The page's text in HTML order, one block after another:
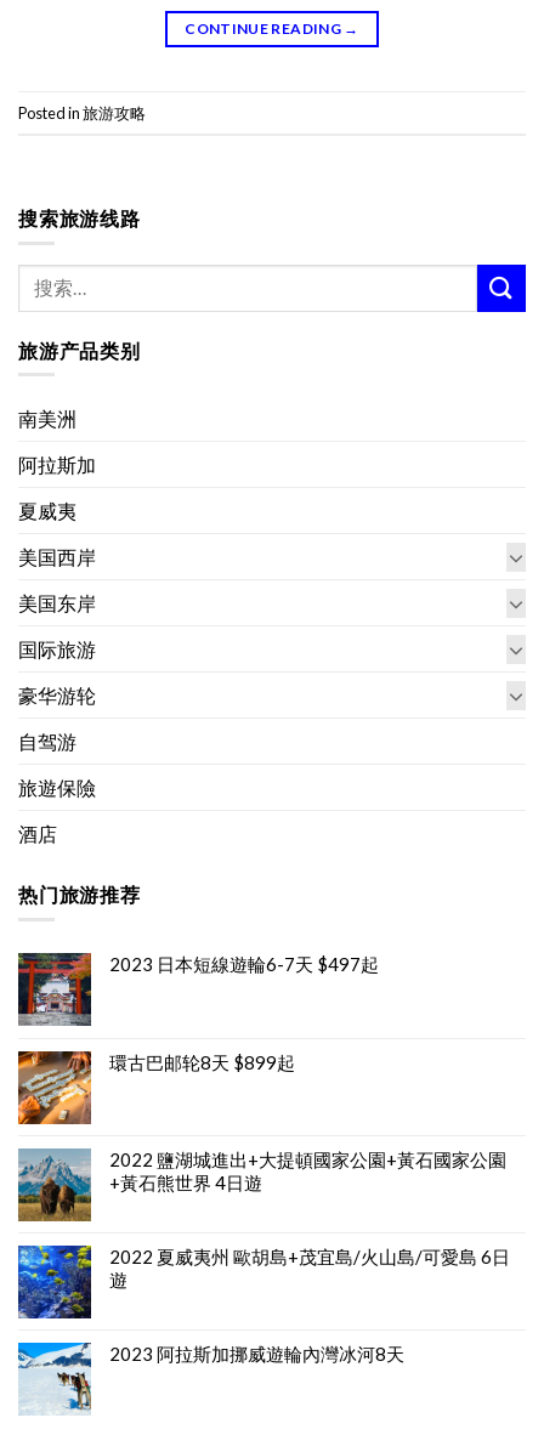
CONTINUE READING →
Posted in旅游攻略
搜索旅游线路
旅游产品类别
南美洲
阿拉斯加
夏威夷
美国西岸
美国东岸
国际旅游
豪华游轮
自驾游
旅遊保險
酒店
热门旅游推荐
2023 日本短線遊輪6-7天 $497起
環古巴邮轮8天 $899起
2022 鹽湖城進出+大提頓國家公園+黃石國家公園
+黃石熊世界 4日遊
2022 夏威夷州 歐胡島+茂宜島/火山島/可愛島 6日
遊
2023 阿拉斯加挪威遊輪內灣冰河8天